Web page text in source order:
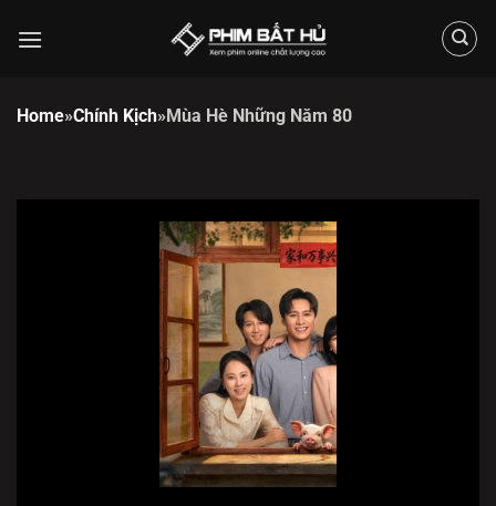
đến
Home»Chính Kịch»Mùa Hè Những Năm 80